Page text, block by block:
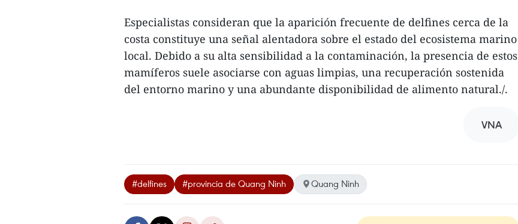
Especialistas consideran que la aparición frecuente de delfines cerca de la
costa constituye una señal alentadora sobre el estado del ecosistema marino
local. Debido a su alta sensibilidad a la contaminación, la presencia de estos
mamíferos suele asociarse con aguas limpias, una recuperación sostenida
del entorno marino y una abundante disponibilidad de alimento natural./.
VNA
#delfines #provincia de Quang Ninh Quang Ninh